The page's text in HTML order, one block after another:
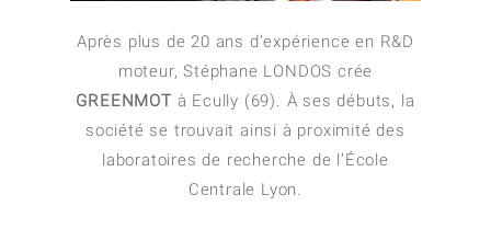
Après plus de 20 ans d’expérience en R&D
moteur, Stéphane LONDOS crée
GREENMOTà Ecully (69). À ses débuts, la
société se trouvait ainsi à proximité des
laboratoires de recherche de l’École
Centrale Lyon.